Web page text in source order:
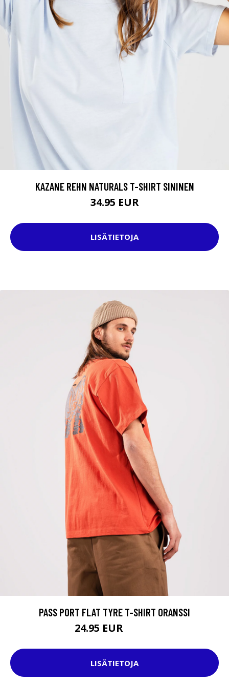
KAZANE REHN NATURALS T-SHIRT SININEN
34.95 EUR
LISÄTIETOJA
PASS PORT FLAT TYRE T-SHIRT ORANSSI
24.95 EUR
LISÄTIETOJA